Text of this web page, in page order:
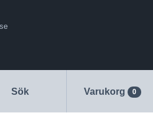
Sök Varukorg 0